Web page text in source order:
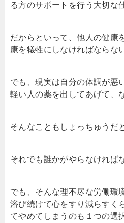
る方のサポートを行う大切な
だからといって、他人の健康
康を犠牲にしなければならな
でも、現実は自分の体調が悪
軽い人の薬を出してあげて、
そんなこともしょっちゅうだ
それでも誰かがやらなければ
でも、そんな理不尽な労働環
浴び続けて心をすり減らすく
てやめてしまうのも１つの選